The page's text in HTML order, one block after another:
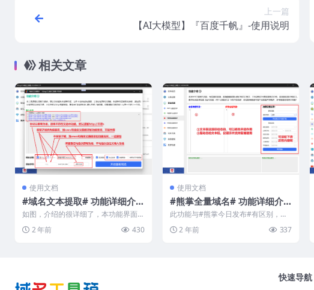
上一篇
【AI大模型】『百度千帆』-使用说明
相关文章
使用文档
#域名文本提取# 功能详细介
绍
如图，介绍的很详细了，本功能界面
己的特色，欢迎尝...
2 年前 430
使用文档
#熊掌全量域名# 功能详细介
绍
此功能与#熊掌今日发布#有区别，首
行域名筛选，筛...
2 年前 337
快速导航